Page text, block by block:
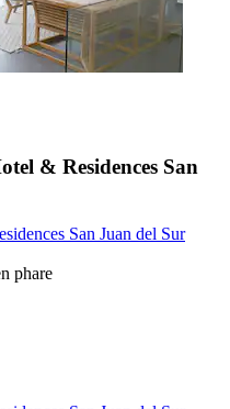
& Residences San
San Juan del Sur
phare